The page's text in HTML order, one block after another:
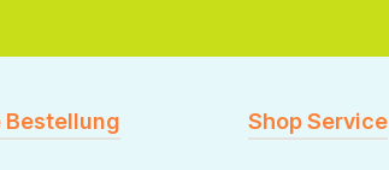
Bestellung Shop Service